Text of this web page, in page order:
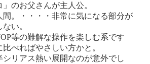
のお父さんが主人公。
間。・・・・非常に気になる部分が
い。
等の難解な操作を楽しむ系です
べればやさしい方かと。
リアス熱い展開なのが意外でし